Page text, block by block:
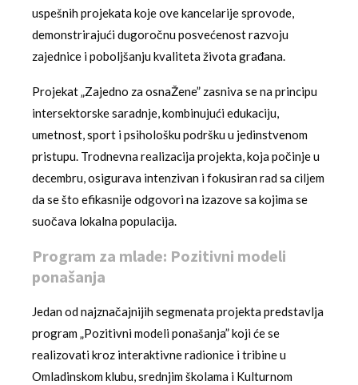
uspešnih projekata koje ove kancelarije sprovode,
demonstrirajući dugoročnu posvećenost razvoju
zajednice i poboljšanju kvaliteta života građana.
Projekat „Zajedno za osnaŽene” zasniva se na principu
intersektorske saradnje, kombinujući edukaciju,
umetnost, sport i psihološku podršku u jedinstvenom
pristupu. Trodnevna realizacija projekta, koja počinje u
decembru, osigurava intenzivan i fokusiran rad sa ciljem
da se što efikasnije odgovori na izazove sa kojima se
suočava lokalna populacija.
Program za mlade: Pozitivni modeli
ponašanja
Jedan od najznačajnijih segmenata projekta predstavlja
program „Pozitivni modeli ponašanja” koji će se
realizovati kroz interaktivne radionice i tribine u
Omladinskom klubu, srednjim školama i Kulturnom